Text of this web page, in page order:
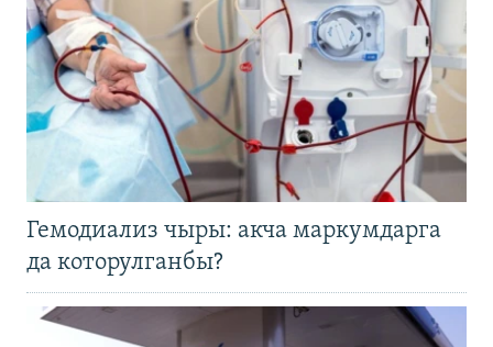
Гемодиализ чыры: акча маркумдарга
да которулганбы?